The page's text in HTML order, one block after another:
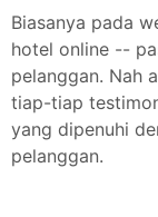
Biasanya pada
hotel online --
pelanggan. Nah
tiap-tiap
yang dipenuhi
pelanggan.